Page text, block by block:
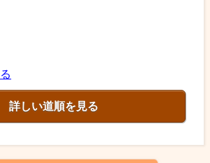
詳しい道順を見る